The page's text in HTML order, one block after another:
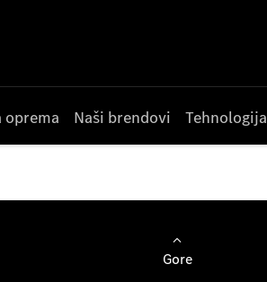
oprema Naši brendovi Tehnologija
Gore